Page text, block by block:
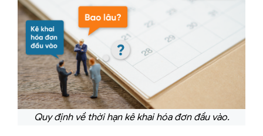
Quy định về thời hạn kê khai hóa đơn đầu vào.